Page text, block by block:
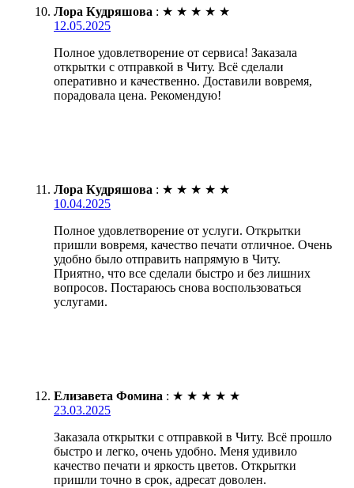
Лора Кудряшова : ★ ★ ★ ★ ★
12.05.2025
Полное удовлетворение от сервиса! Заказала
открытки с отправкой в Читу. Всё сделали
оперативно и качественно. Доставили вовремя,
порадовала цена. Рекомендую!
Лора Кудряшова : ★ ★ ★ ★ ★
10.04.2025
Полное удовлетворение от услуги. Открытки
пришли вовремя, качество печати отличное. Очень
удобно было отправить напрямую в Читу.
Приятно, что все сделали быстро и без лишних
вопросов. Постараюсь снова воспользоваться
услугами.
Елизавета Фомина : ★ ★ ★ ★ ★
23.03.2025
Заказала открытки с отправкой в Читу. Всё прошло
быстро и легко, очень удобно. Меня удивило
качество печати и яркость цветов. Открытки
пришли точно в срок, адресат доволен.